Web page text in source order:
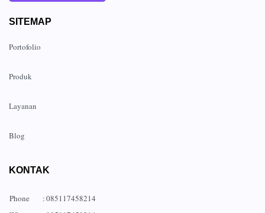
SITEMAP
Portofolio
Produk
Layanan
Blog
KONTAK
Phone :085117458214